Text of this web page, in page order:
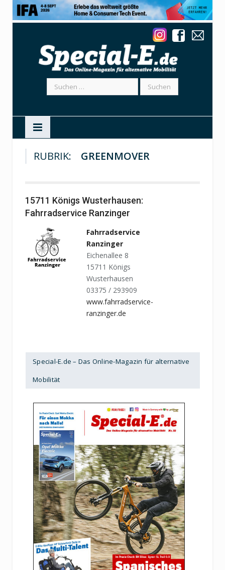
Suchen
nach:
RUBRIK: GREENMOVER
15711 Königs Wusterhausen:
Fahrradservice Ranzinger
Fahrradservice
Ranzinger
Eichenallee 8
15711 Königs
Wusterhausen
03375 / 293909
www.fahrradservice-
ranzinger.de
Special-E.de – Das Online-Magazin für alternative
Mobilität